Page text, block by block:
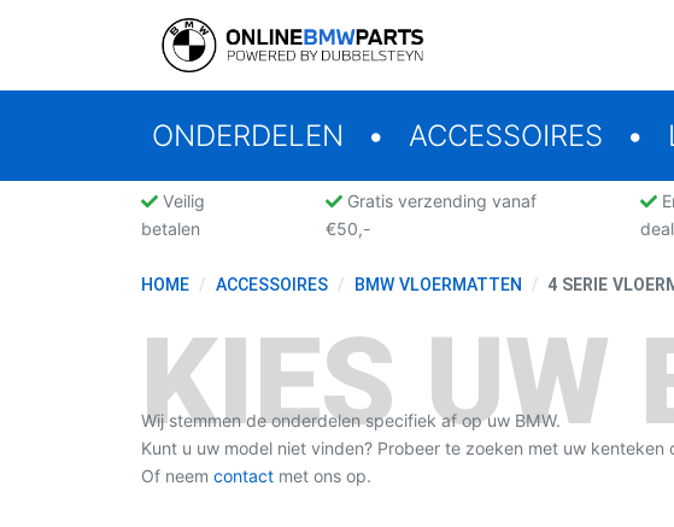
ONDERDELEN ACCESSOIRES
Veilig
betalen
Gratis verzending vanaf
€50,-
HOME ACCESSOIRES BMW VLOERMATTEN 4 SERIE
KIES UW
Wij stemmen de onderdelen specifiek af op uw BMW.
Kunt u uw model niet vinden? Probeer te zoeken met uw kenteken
Of neem contact met ons op.